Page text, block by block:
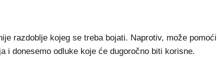
razdoblje kojeg se treba bojati. Naprotiv, može pomoći
i donesemo odluke koje će dugoročno biti korisne.